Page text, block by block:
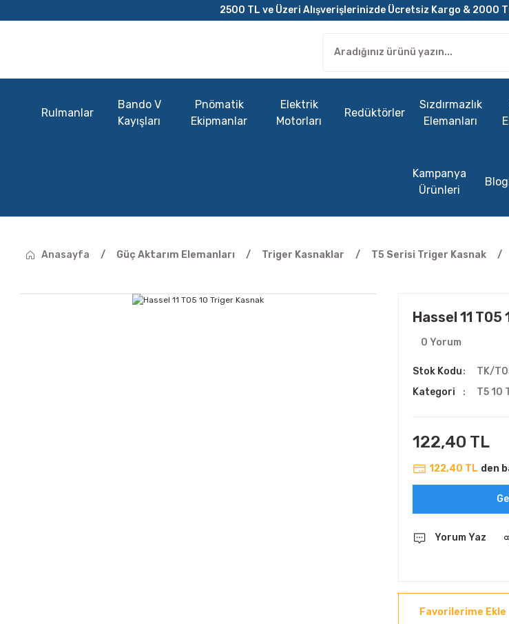
2500 TL ve Üzeri Alışverişlerinizde Ücretsiz Kargo & 2000
Rulmanlar
Bando V
Kayışları
Pnömatik
Ekipmanlar
Elektrik
Motorları
Redüktörler
Sızdırmazlık
Elemanları
Kampanya
Ürünleri
Anasayfa Güç Aktarım Elemanları Triger Kasnaklar T5 Serisi Triger Kasnak
Hassel 11 T05
0 Yorum
Stok Kodu
TK/
Kategori
T5 10
122,40 TL
122,40 TL den
Yorum Yaz